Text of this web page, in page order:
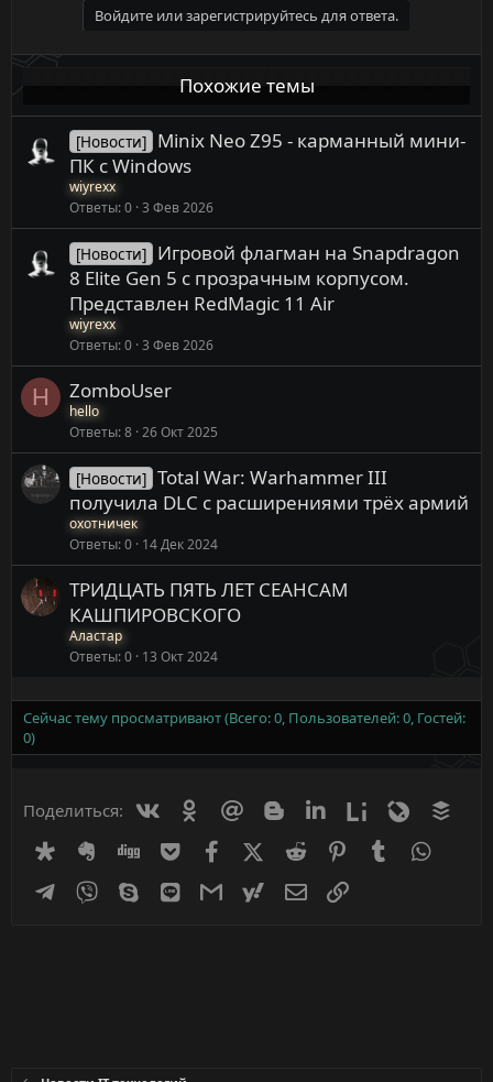
Войдите или зарегистрируйтесь для ответа.
Похожие темы
[Новости] Minix Neo Z95 - карманный мини-
ПК с Windows
wiyrexx
Ответы 0 3 Фев 2026
[Новости] Игровой флагман на Snapdragon
8 Elite Gen 5 с прозрачным корпусом.
Представлен RedMagic 11 Air
wiyrexx
Ответы 0 3 Фев 2026
H ZomboUser
hello
Ответы 8 26 Окт 2025
[Новости] Total War: Warhammer III
получила DLC с расширениями трёх армий
охотничек
Ответы 0 14 Дек 2024
ТРИДЦАТЬ ПЯТЬ ЛЕТ СЕАНСАМ
КАШПИРОВСКОГО
Аластар
Ответы 0 13 Окт 2024
Сейчас тему просматривают (Всего: 0, Пользователей: 0, Гостей:
0)
Поделиться: ВконтактеОдноклассники
Mail.ru BloggerLinkedinLiveinternet
Livejournal
DiasporaEvernoteDigg GetpocketFacebookX (Twitter)
Reddit PinterestTumblr
Telegram
Viber Skype Line GmailyahoomailЭлектронная почта